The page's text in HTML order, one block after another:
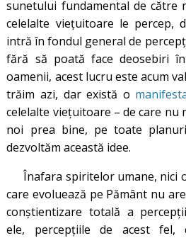
sunetului fundamental de către
celelalte vieţuitoare le percep,
intră în fondul general de
fără să poată face deosebiri
oamenii, acest lucru este acum
trăim azi, dar există o
celelalte vieţuitoare – de care nu
noi prea bine, pe toate
dezvoltăm această idee.
Înafara spiritelor umane, nici
care evoluează pe Pământ nu
conştientizare totală a
ele, percepţiile de acest fel,